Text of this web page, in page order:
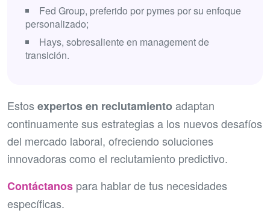
Fed Group, preferido por pymes por su enfoque
personalizado;
Hays, sobresaliente en management de
transición.
Estos expertos en reclutamientoadaptan
continuamente sus estrategias a los nuevos desafíos
del mercado laboral, ofreciendo soluciones
innovadoras como el reclutamiento predictivo.
Contáctanos para hablar de tus necesidades
específicas.